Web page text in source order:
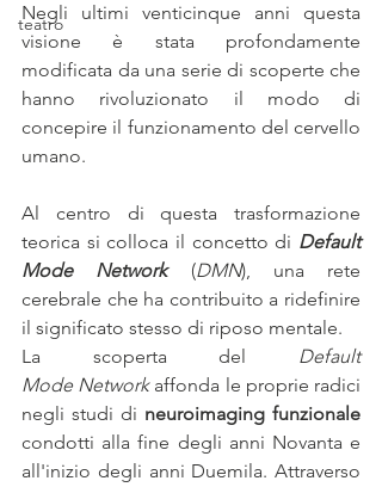
teatro
Negli ultimi venticinque anni questa
visione è stata profondamente
modificata da una serie di scoperte che
hanno rivoluzionato il modo di
concepire il funzionamento del cervello
umano.
Al centro di questa trasformazione
teorica si colloca il concetto di Default
Mode Network (DMN), una rete
cerebrale che ha contribuito a ridefinire
il significato stesso di riposo mentale.
La scoperta del Default
Mode Network affonda le proprie radici
negli studi di
condotti alla fine degli anni Novanta e
all'inizio degli anni Duemila. Attraverso